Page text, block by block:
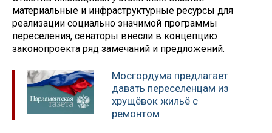
материальные и инфраструктурные ресурсы для
реализации социально значимой программы
переселения, сенаторы внесли в концепцию
законопроекта ряд замечаний и предложений.
Мосгордума предлагает
давать переселенцам из
хрущёвок жильё с
ремонтом